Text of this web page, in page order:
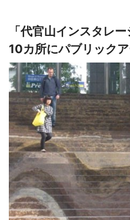
「代官山インスタレ
10カ所にパブリックア